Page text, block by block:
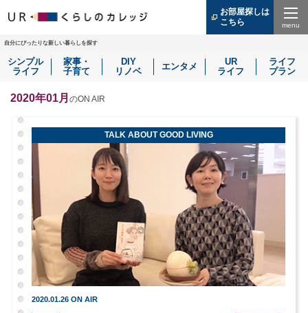
お部屋探しは
こちら
（別
ウ
ド
ウ
す）
自分にぴったりな新しい暮らしを探す
シンプル
ライフ
家事・
子育て
DIY
リノベ
エンタメ
UR
ライフ
ライフ
プラン
2020年01月 のON AIR
TALK ABOUT GOOD LIVING
2020.01.26 ON AIR